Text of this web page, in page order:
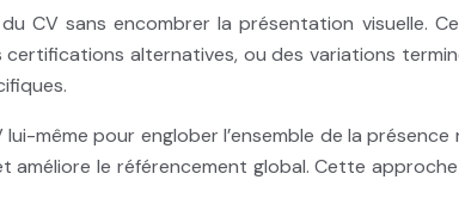
CV sans encombrer la présentation visuelle.
alternatives, ou des variations
même pour englober l’ensemble de la
le référencement global. Cette